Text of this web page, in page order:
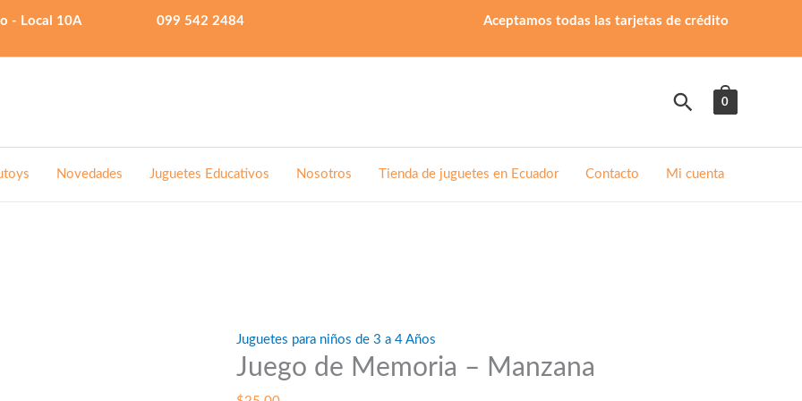
- Local 10A 099 542 2484 Aceptamos todas las tarjetas de crédito
Buscar
0
Novedades Juguetes Educativos Nosotros Tienda de juguetes en Ecuador Contacto Mi cuenta
Juguetes para niños de 3 a 4 Años
Juego de Memoria – Manzana